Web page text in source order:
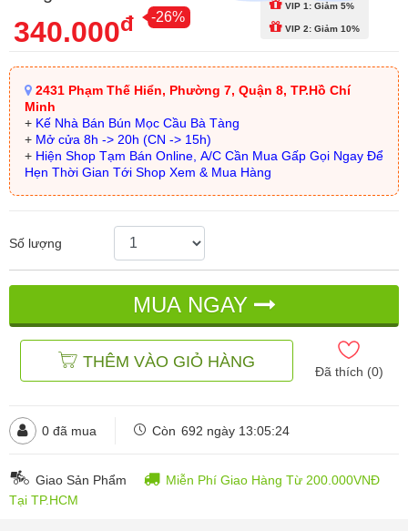
340.000đ -26%
VIP 1: Giảm 5%
VIP 2: Giảm 10%
2431 Phạm Thế Hiển, Phường 7, Quận 8, TP.Hồ Chí
Minh
+ Kế Nhà Bán Bún Mọc Cầu Bà Tàng
+ Mở cửa 8h -> 20h (CN -> 15h)
+ Hiện Shop Tạm Bán Online, A/C Cần Mua Gấp Gọi Ngay Để
Hẹn Thời Gian Tới Shop Xem & Mua Hàng
Số lượng
MUA NGAY
THÊM VÀO GIỎ HÀNG
Đã thích (0)
0 đã mua Còn 692 ngày 13:05:23
Giao Sản Phẩm
Miễn Phí Giao Hàng Từ 200.000VNĐ
Tại TP.HCM